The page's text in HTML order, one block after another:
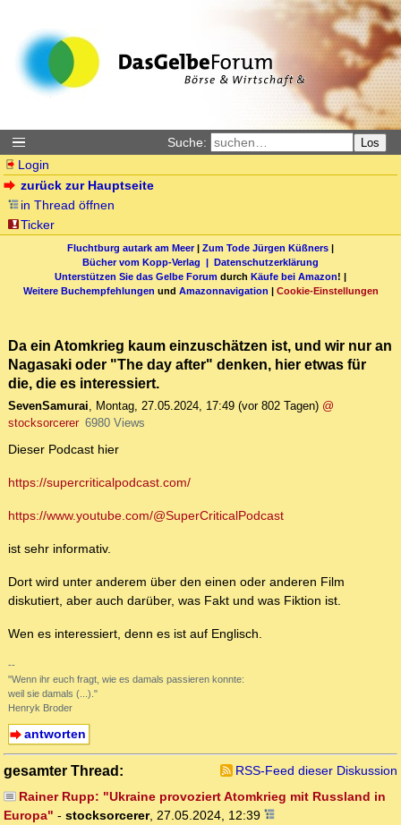
Suche: Los
Login
zurück zur Hauptseite
in Thread öffnen
Ticker
Fluchtburg autark am Meer| Zum Tode Jürgen Küßners |
Bücher vom Kopp-Verlag | Datenschutzerklärung
Unterstützen Sie das Gelbe Forum durch Käufe bei Amazon! |
Weitere Buchempfehlungen und Amazonnavigation | Cookie-Einstellungen
Da ein Atomkrieg kaum einzuschätzen ist, und wir nur an
Nagasaki oder "The day after" denken, hier etwas für
die, die es interessiert.
SevenSamurai, Montag, 27.05.2024, 17:49 (vor 802 Tagen) @
stocksorcerer 6980 Views
Dieser Podcast hier
https://supercriticalpodcast.com/
https://www.youtube.com/@SuperCriticalPodcast
ist sehr informativ.
Dort wird unter anderem über den einen oder anderen Film
diskutiert, aber auch darüber, was Fakt und was Fiktion ist.
Wen es interessiert, denn es ist auf Englisch.
--
"Wenn ihr euch fragt, wie es damals passieren konnte:
weil sie damals (...)."
Henryk Broder
antworten
gesamter Thread:
RSS-Feed dieser Diskussion
Rainer Rupp: "Ukraine provoziert Atomkrieg mit Russland in
Europa" - stocksorcerer, 27.05.2024, 12:39